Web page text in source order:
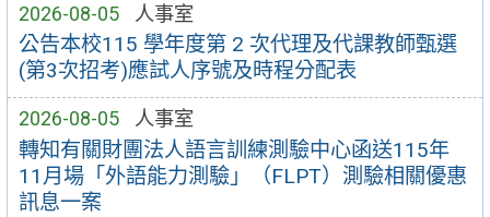
2026-08-05 人事室
公告本校115 學年度第 2 次代理及代課教師甄選
(第3次招考)應試人序號及時程分配表
2026-08-05 人事室
轉知有關財團法人語言訓練測驗中心函送115年
11月場「外語能力測驗」（FLPT）測驗相關優惠
訊息一案